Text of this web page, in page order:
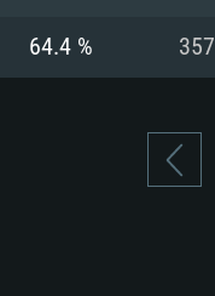
64.4 % 357